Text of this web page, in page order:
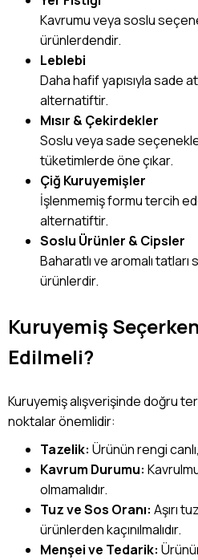
Kavrumu veya soslu
ürünlerdendir.
Leblebi
Daha hafif yapısıyla sade
alternatiftir.
Mısır & Çekirdekler
Soslu veya sade
tüketimlerde öne çıkar.
Çiğ Kuruyemişler
İşlenmemiş formu tercih
alternatiftir.
Soslu Ürünler & Cipsler
Baharatlı ve aromalı
ürünlerdir.
Kuruyemiş
Edilmeli?
Kuruyemiş alışverişinde doğru
noktalar önemlidir:
Tazelik: Ürünün rengi
Kavrum Durumu:
olmamalıdır.
Tuz ve Sos Oranı: Aşırı
ürünlerden kaçınılmalıdır.
Menşei ve Tedarik: